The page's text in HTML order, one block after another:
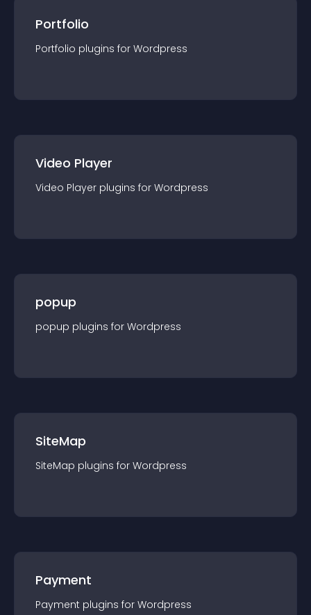
Portfolio
Portfolio plugins for Wordpress
Video Player
Video Player plugins for Wordpress
popup
popup plugins for Wordpress
SiteMap
SiteMap plugins for Wordpress
Payment
Payment plugins for Wordpress